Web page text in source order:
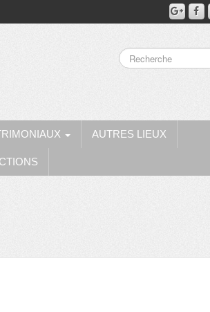
AUTRES LIEUX